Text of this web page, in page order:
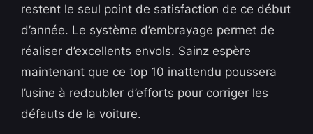
restent le seul point de satisfaction de ce début
d’année. Le système d’embrayage permet de
réaliser d’excellents envols. Sainz espère
maintenant que ce top 10 inattendu poussera
l’usine à redoubler d’efforts pour corriger les
défauts de la voiture.